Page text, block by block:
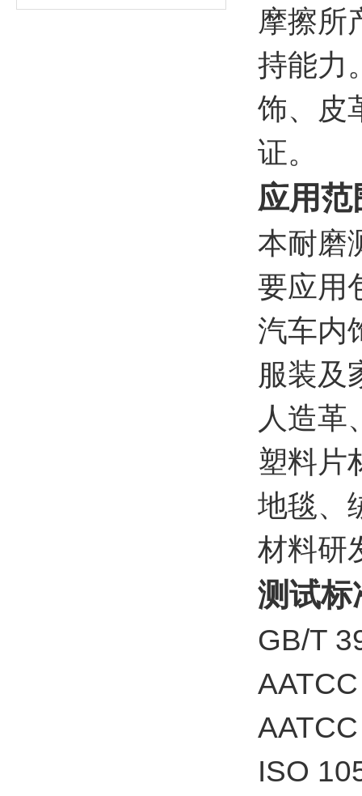
摩擦所
持能力
饰、皮
证。
应用范
本耐磨
要应用
汽车内
服装及
人造革
塑料片
地毯、
材料研
测试标
GB/T
ISO